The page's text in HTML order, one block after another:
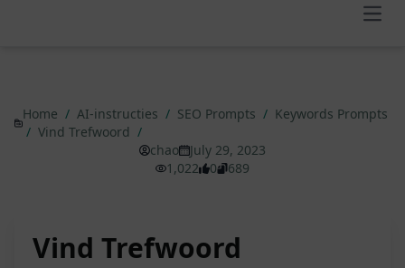
Home / AI-instructies / SEO Prompts / Keywords Prompts
/ Vind Trefwoord /
chao
July 29, 2023
1,022
0 689
Vind Trefwoord